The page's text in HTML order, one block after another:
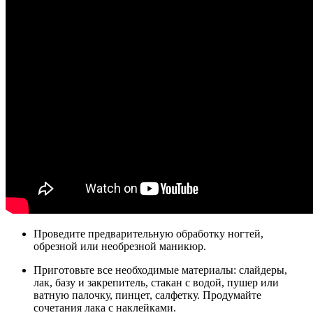
Проведите предварительную обработку ногтей,
обрезной или необрезной маникюр.
Приготовьте все необходимые материалы: слайдеры,
лак, базу и закрепитель, стакан с водой, пушер или
ватную палочку, пинцет, салфетку. Продумайте
сочетания лака с наклейками.